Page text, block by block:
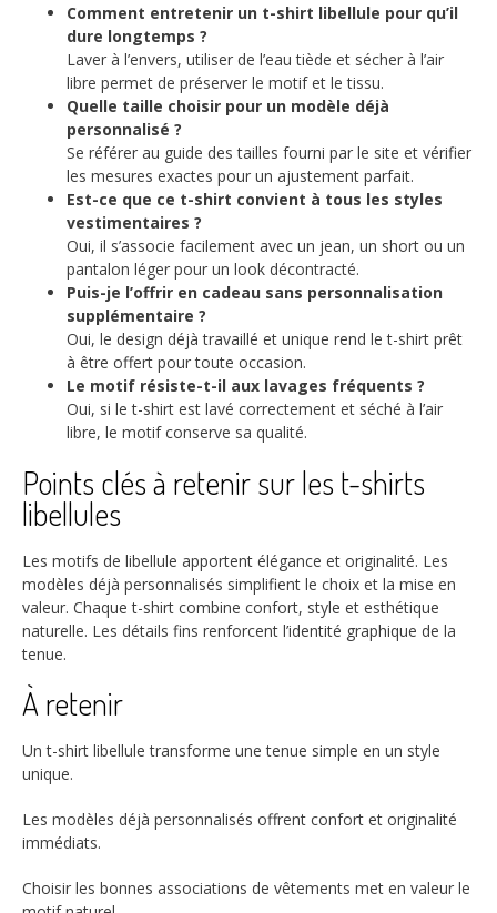
Comment entretenir un t-shirt libellule pour qu’il
dure longtemps ?
Laver à l’envers, utiliser de l’eau tiède et sécher à l’air
libre permet de préserver le motif et le tissu.
Quelle taille choisir pour un modèle déjà
personnalisé ?
Se référer au guide des tailles fourni par le site et vérifier
les mesures exactes pour un ajustement parfait.
Est-ce que ce t-shirt convient à tous les styles
vestimentaires ?
Oui, il s’associe facilement avec un jean, un short ou un
pantalon léger pour un look décontracté.
Puis-je l’offrir en cadeau sans personnalisation
supplémentaire ?
Oui, le design déjà travaillé et unique rend le t-shirt prêt
à être offert pour toute occasion.
Le motif résiste-t-il aux lavages fréquents ?
Oui, si le t-shirt est lavé correctement et séché à l’air
libre, le motif conserve sa qualité.
Points clés à retenir sur les t-shirts
libellules
Les motifs de libellule apportent élégance et originalité. Les
modèles déjà personnalisés simplifient le choix et la mise en
valeur. Chaque t-shirt combine confort, style et esthétique
naturelle. Les détails fins renforcent l’identité graphique de la
tenue.
À retenir
Un t-shirt libellule transforme une tenue simple en un style
unique.
Les modèles déjà personnalisés offrent confort et originalité
immédiats.
Choisir les bonnes associations de vêtements met en valeur le